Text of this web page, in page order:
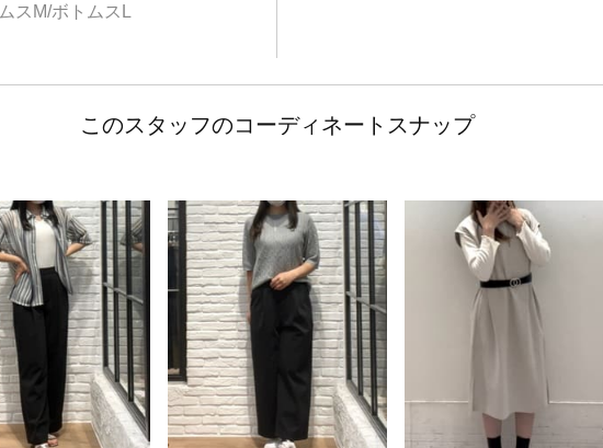
ムスM/ボトムスL
このスタッフのコーディネートスナップ